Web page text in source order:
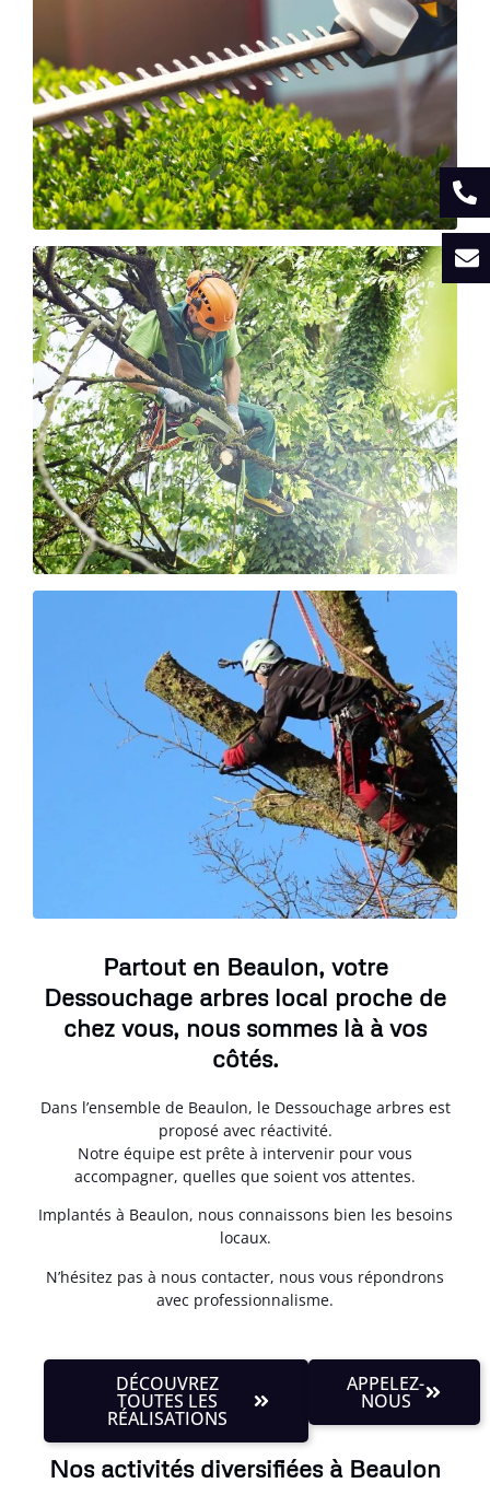
Partout en Beaulon, votre
Dessouchage arbres local proche de
chez vous, nous sommes là à vos
côtés.
Dans l’ensemble de Beaulon, le Dessouchage arbres est
proposé avec réactivité.
Notre équipe est prête à intervenir pour vous
accompagner, quelles que soient vos attentes.
Implantés à Beaulon, nous connaissons bien les besoins
locaux.
N’hésitez pas à nous contacter, nous vous répondrons
avec professionnalisme.
DÉCOUVREZ
TOUTES LES
RÉALISATIONS
APPELEZ-
NOUS
Nos activités diversifiées à Beaulon